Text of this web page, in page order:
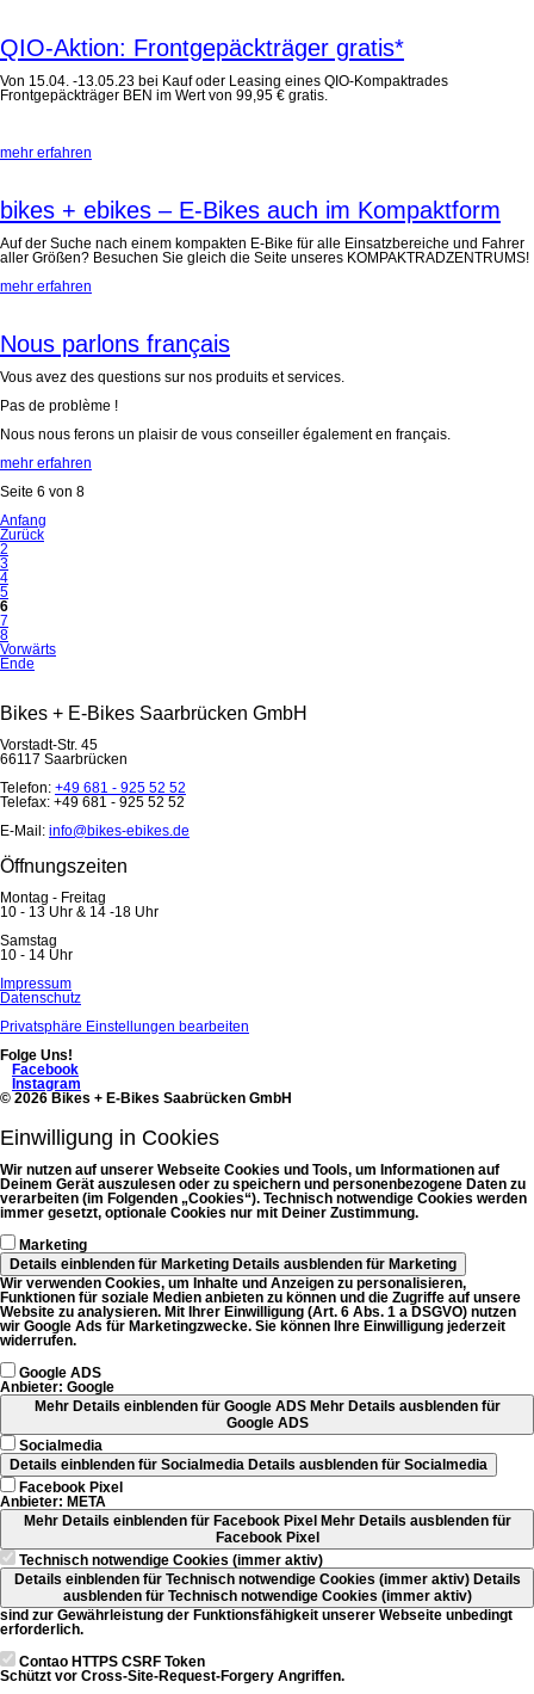
QIO-Aktion: Frontgepäckträger gratis*
Von 15.04. -13.05.23 bei Kauf oder Leasing eines QIO-Kompaktrades
Frontgepäckträger BEN im Wert von 99,95 € gratis.
mehr erfahren
bikes + ebikes – E-Bikes auch im Kompaktform
Auf der Suche nach einem kompakten E-Bike für alle Einsatzbereiche und Fahrer
aller Größen? Besuchen Sie gleich die Seite unseres KOMPAKTRADZENTRUMS!
mehr erfahren
Nous parlons français
Vous avez des questions sur nos produits et services.
Pas de problème !
Nous nous ferons un plaisir de vous conseiller également en français.
mehr erfahren
Seite 6 von 8
Anfang
Zurück
2
3
4
5
6
7
8
Vorwärts
Ende
Bikes + E-Bikes Saarbrücken GmbH
Vorstadt-Str. 45
66117 Saarbrücken
Telefon: +49 681 - 925 52 52
Telefax: +49 681 - 925 52 52
E-Mail: info@bikes-ebikes.de
Öffnungszeiten
Montag - Freitag
10 - 13 Uhr & 14 -18 Uhr
Samstag
10 - 14 Uhr
Navigation
überspringen
Impressum
Datenschutz
Privatsphäre Einstellungen bearbeiten
Folge Uns!
Facebook
Instagram
© 2026 Bikes + E-Bikes Saabrücken GmbH
Einwilligung in Cookies
Wir nutzen auf unserer Webseite Cookies und Tools, um Informationen auf
Deinem Gerät auszulesen oder zu speichern und personenbezogene Daten zu
verarbeiten (im Folgenden „Cookies“). Technisch notwendige Cookies werden
immer gesetzt, optionale Cookies nur mit Deiner Zustimmung.
Marketing
Details einblenden für Marketing Details ausblenden für Marketing
Wir verwenden Cookies, um Inhalte und Anzeigen zu personalisieren,
Funktionen für soziale Medien anbieten zu können und die Zugriffe auf unsere
Website zu analysieren. Mit Ihrer Einwilligung (Art. 6 Abs. 1 a DSGVO) nutzen
wir Google Ads für Marketingzwecke. Sie können Ihre Einwilligung jederzeit
widerrufen.
Google ADS
Anbieter: Google
Mehr Details einblendenfür Google ADS Mehr Details ausblendenfür
Google ADS
Socialmedia
Details einblenden für Socialmedia Details ausblenden für Socialmedia
Facebook Pixel
Anbieter: META
Mehr Details einblendenfür Facebook Pixel Mehr Details ausblendenfür
Facebook Pixel
Technisch notwendige Cookies (immer aktiv)
Details einblendenfür Technisch notwendige Cookies (immer aktiv) Details
ausblendenfür Technisch notwendige Cookies (immer aktiv)
sind zur Gewährleistung der Funktionsfähigkeit unserer Webseite unbedingt
erforderlich.
Contao HTTPS CSRF Token
Schützt vor Cross-Site-Request-Forgery Angriffen.